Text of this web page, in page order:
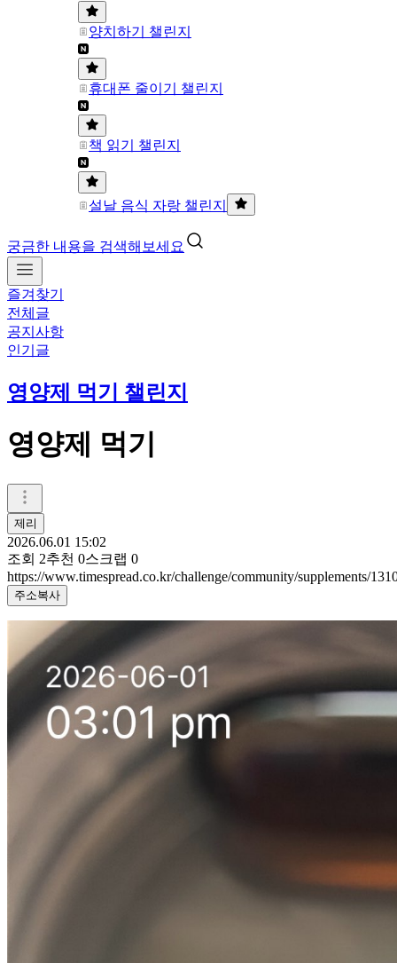
양치하기 챌린지
휴대폰 줄이기 챌린지
책 읽기 챌린지
설날 음식 자랑 챌린지
궁금한 내용을 검색해보세요
즐겨찾기
전체글
공지사항
인기글
영양제 먹기 챌린지
영양제 먹기
제리
2026.06.01 15:02
조회 2추천 0스크랩 0
https://www.timespread.co.kr/challenge/community/supplements/
주소복사